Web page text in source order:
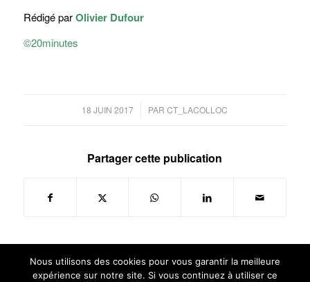
Rédigé parOlivier Dufour
©20minutes
18 JUIN 2017
/ PARCT_LACOLLOC
Partager cette publication
Nous utilisons des cookies pour vous garantir la meilleure
expérience sur notre site. Si vous continuez à utiliser ce